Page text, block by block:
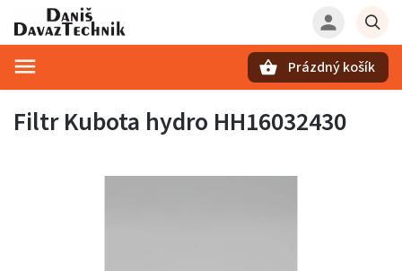
Prázdný košík
Filtr Kubota hydro HH16032430